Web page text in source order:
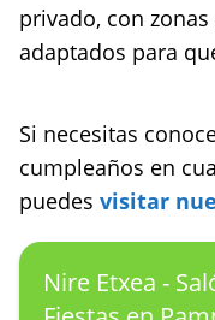
privado, con
adaptados para
Si necesitas
cumpleaños en
puedes visitar
Nire Etxea -